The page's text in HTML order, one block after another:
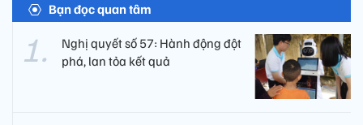
Bạn đọc quan tâm
Nghị quyết số 57: Hành động đột
phá, lan tỏa kết quả